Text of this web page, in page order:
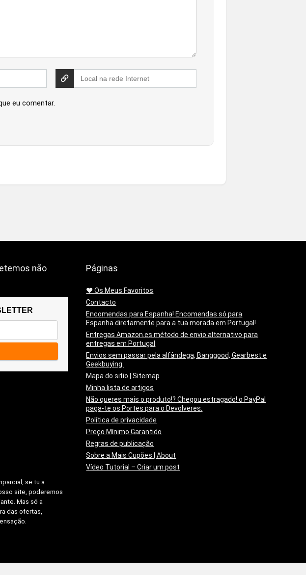
eu comentar.
não
se tu a
site, poderemos
Mas só a
das ofertas,
Páginas
❤️ Os Meus Favoritos
Contacto
Encomendas para Espanha! Encomendas só para
Espanha diretamente para a tua morada em Portugal!
Entregas Amazon.es método de envio alternativo para
entregas em Portugal
Envios sem passar pela alfândega, Banggood, Gearbest e
Geekbuying.
Mapa do sitio | Sitemap
Minha lista de artigos
Não queres mais o produto!? Chegou estragado! o PayPal
paga-te os Portes para o Devolveres.
Política de privacidade
Preço Mínimo Garantido
Regras de publicação
Sobre a Mais Cupões | About
Vídeo Tutorial – Criar um post